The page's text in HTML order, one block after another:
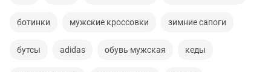
ботинки мужские кроссовки зимние сапоги
бутсы adidas обувь мужская кеды